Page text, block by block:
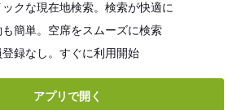
ックな現在地検索。検索が快適に
も簡単。空席をスムーズに検索
登録なし。すぐに利用開始
アプリで開く